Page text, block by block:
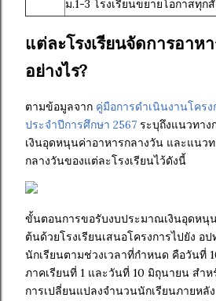
ม.1-3 โรงเรียนขยายโอกาสทุก
แต่ละโรงเรียนจัดการอาห
อย่างไร?
ตามข้อมูลจาก คู่มือการดำเนินงานโคร
ประจำปีการศึกษา 2567 ระบุถึงแนวทา
เงินอุดหนุนค่าอาหารกลางวัน และแนว
กลางวันของแต่ละโรงเรียนไว้ดังนี้
ขั้นตอนการขอรับงบประมาณเงินอุดหนุ
ต้นด้วยโรงเรียนเสนอโครงการไปยัง อ
นักเรียนตามช่วงเวลาที่กำหนด คือวันที่
ภาคเรียนที่ 1 และวันที่ 10 มิถุนายน สำห
การเปลี่ยนแปลงจำนวนนักเรียนภายหลั